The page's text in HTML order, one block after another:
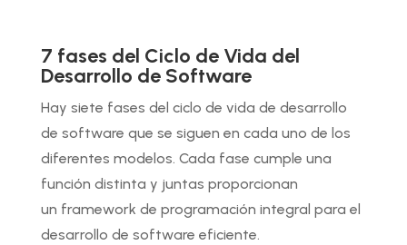
7 fases del Ciclo de Vida del
Desarrollo de Software
Hay siete fases del ciclo de vida de desarrollo
de software que se siguen en cada uno de los
diferentes modelos. Cada fase cumple una
función distinta y juntas proporcionan
un framework de programación integral para el
desarrollo de software eficiente.